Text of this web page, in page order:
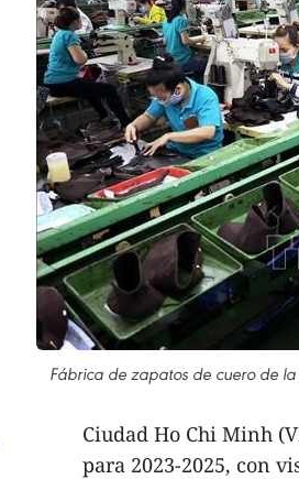
Fábrica de zapatos de cuero de
Ciudad Ho Chi Minh
para 2023-2025, con